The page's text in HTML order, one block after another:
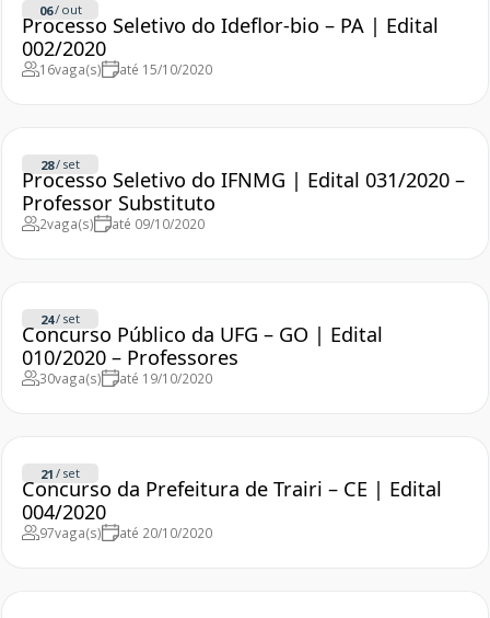
06/ out
Processo Seletivo do Ideflor-bio – PA | Edital
002/2020
16vaga(s) até 15/10/2020
28/ set
Processo Seletivo do IFNMG | Edital 031/2020 –
Professor Substituto
2vaga(s) até 09/10/2020
24/ set
Concurso Público da UFG – GO | Edital
010/2020 – Professores
30vaga(s) até 19/10/2020
21 / set
Concurso da Prefeitura de Trairi – CE | Edital
004/2020
97vaga(s) até 20/10/2020